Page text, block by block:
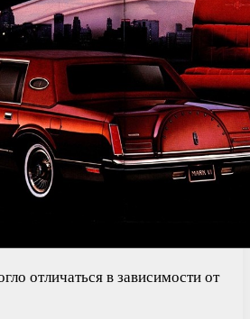
отличаться в зависимости от